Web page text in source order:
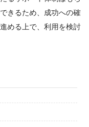
きるため、成功への確
める上で、利用を検討